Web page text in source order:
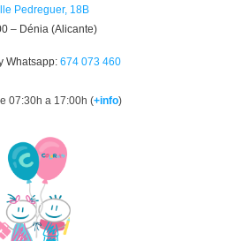
Pedreguer, 18B
– Dénia (Alicante)
Whatsapp: 674 073 460
07:30h a 17:00h (+info)